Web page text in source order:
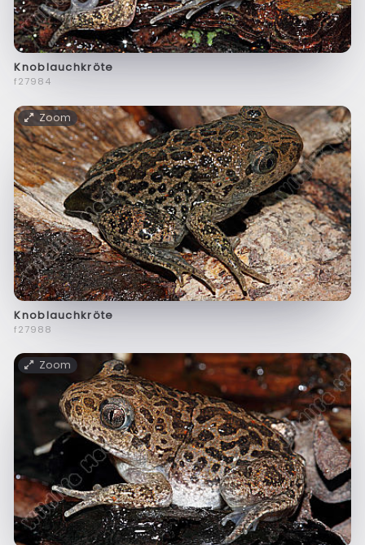
Knoblauchkröte
f27984
Zoom
Knoblauchkröte
f27988
Zoom